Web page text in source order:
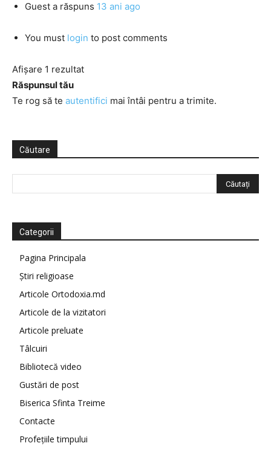
Guest a răspuns 13 ani ago
You must login to post comments
Afișare 1 rezultat
Răspunsul tău
Te rog să te autentifici mai întâi pentru a trimite.
Căutare
Categorii
Pagina Principala
Știri religioase
Articole Ortodoxia.md
Articole de la vizitatori
Articole preluate
Tâlcuiri
Bibliotecă video
Gustări de post
Biserica Sfinta Treime
Contacte
Profețiile timpului